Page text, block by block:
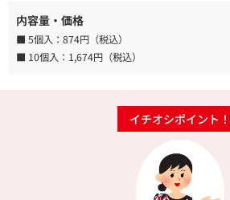
内容量・価格
■ 5個入： 874円（税込）
■ 10個入： 1,674円（税込）
イチオシポイント！